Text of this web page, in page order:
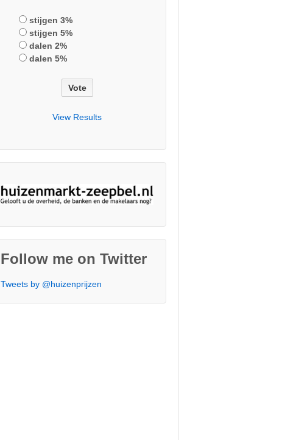
stijgen 3%
stijgen 5%
dalen 2%
dalen 5%
View Results
Follow me on Twitter
Tweets by @huizenprijzen